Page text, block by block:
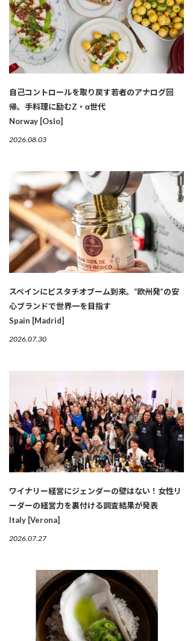
自己コントロールを取り戻す若者のアナログ回
帰。手料理に励むZ・α世代
Norway [Oslo]
2026.08.03
スペインにピスタチオブーム到来。“欧州発”の安
心ブランドで世界一を目指す
Spain [Madrid]
2026.07.30
ワイナリー経営にジェンダーの壁はない！女性リ
ーダーの経営力を裏付ける調査結果が発表
Italy [Verona]
2026.07.27